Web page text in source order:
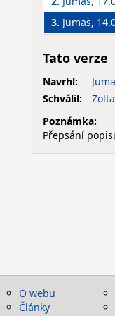
3. Jumas,
Tato verze
Navrhl:
Schválil:
Poznámka:
Přepsání
O webu
Články